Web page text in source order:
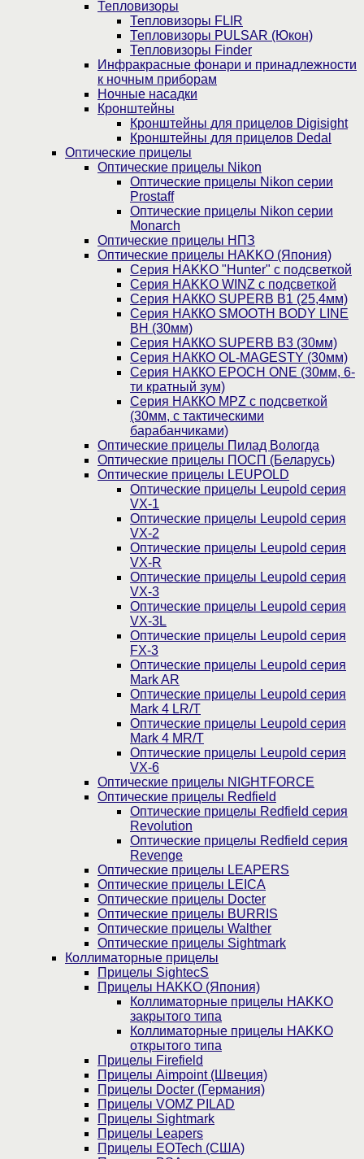
Тепловизоры
Тепловизоры FLIR
Тепловизоры PULSAR (Юкон)
Тепловизоры Finder
Инфракрасные фонари и принадлежности
к ночным приборам
Ночные насадки
Кронштейны
Кронштейны для прицелов Digisight
Кронштейны для прицелов Dedal
Оптические прицелы
Оптические прицелы Nikon
Оптические прицелы Nikon серии
Prostaff
Оптические прицелы Nikon серии
Monarch
Оптические прицелы НПЗ
Оптические прицелы HAKKO (Япония)
Cерия HAKKO "Hunter" с подсветкой
Серия НAKKO WINZ с подсветкой
Серия НАККО SUPERB B1 (25,4мм)
Серия НАККО SMOOTH BODY LINE
BH (30мм)
Серия НАККО SUPERB B3 (30мм)
Серия НАККО OL-MAGESTY (30мм)
Серия НАККО EPOCH ONE (30мм, 6-
ти кратный зум)
Серия НАККО MPZ с подсветкой
(30мм, c тактическими
барабанчиками)
Оптические прицелы Пилад Вологда
Оптические прицелы ПОСП (Беларусь)
Оптические прицелы LEUPOLD
Оптические прицелы Leupold серия
VX-1
Оптические прицелы Leupold серия
VX-2
Оптические прицелы Leupold серия
VX-R
Оптические прицелы Leupold серия
VX-3
Оптические прицелы Leupold серия
VX-3L
Оптические прицелы Leupold серия
FX-3
Оптические прицелы Leupold серия
Mark AR
Оптические прицелы Leupold серия
Mark 4 LR/T
Оптические прицелы Leupold серия
Mark 4 MR/T
Оптические прицелы Leupold серия
VX-6
Оптические прицелы NIGHTFORCE
Оптические прицелы Redfield
Оптические прицелы Redfield серия
Revolution
Оптические прицелы Redfield серия
Revenge
Оптические прицелы LEAPERS
Оптические прицелы LEICA
Оптические прицелы Docter
Оптические прицелы BURRIS
Оптические прицелы Walther
Оптические прицелы Sightmark
Коллиматорные прицелы
Прицелы SightecS
Прицелы HAKKO (Япония)
Коллиматорные прицелы HAKKO
закрытого типа
Коллиматорные прицелы HAKKO
открытого типа
Прицелы Firefield
Прицелы Aimpoint (Швеция)
Прицелы Docter (Германия)
Прицелы VOMZ PILAD
Прицелы Sightmark
Прицелы Leapers
Прицелы EOTech (США)